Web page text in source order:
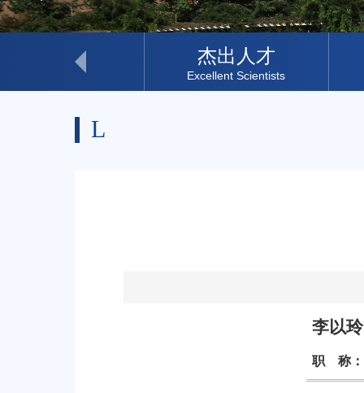
科研助理
Research Assistant
杰出人才
Excellent Scientists
L
李以玲
职 称：